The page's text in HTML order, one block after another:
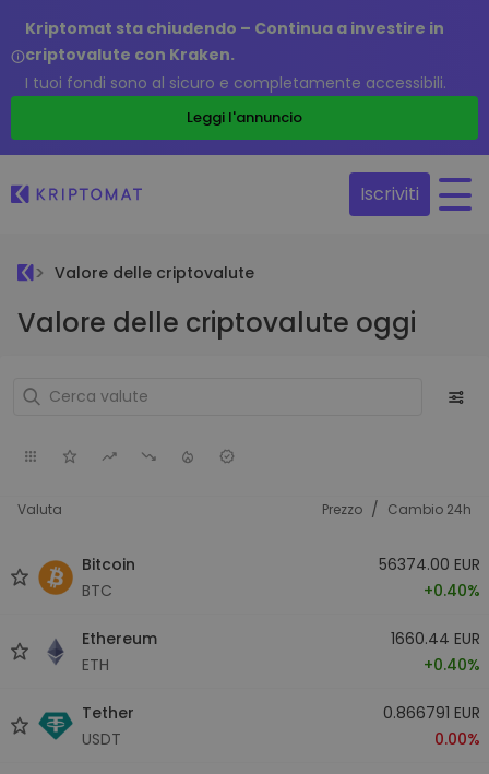
Kriptomat sta chiudendo – Continua a investire in
criptovalute con Kraken.
I tuoi fondi sono al sicuro e completamente accessibili.
Leggi l'annuncio
Iscriviti
Valore delle criptovalute
Valore delle criptovalute oggi
Valuta Prezzo / Cambio 24h
Bitcoin
BTC
56374.00 EUR
+0.40%
Ethereum
ETH
1660.44 EUR
+0.40%
Tether
USDT
0.866791 EUR
0.00%